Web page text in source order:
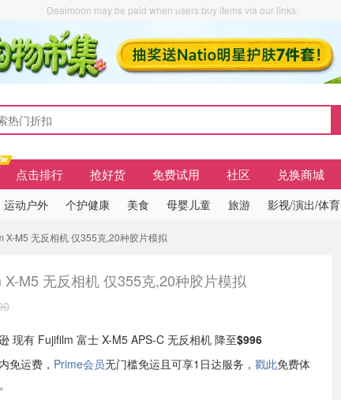
Dealmoon may be paid when users buy items via our links.
点击排行 抢好货 免费试用 社区 兑换商城
运动户外 个护健康 美食 母婴儿童 旅游 影视/演出/体育
X-M5 无反相机 仅355克,20种胶片模拟
X-M5 无反相机 仅355克,20种胶片模拟
现有 Fujifilm 富士 X-M5 APS-C 无反相机 降至$996
免运费， Prime会员无门槛免运且可享1日达服务， 戳此免费体